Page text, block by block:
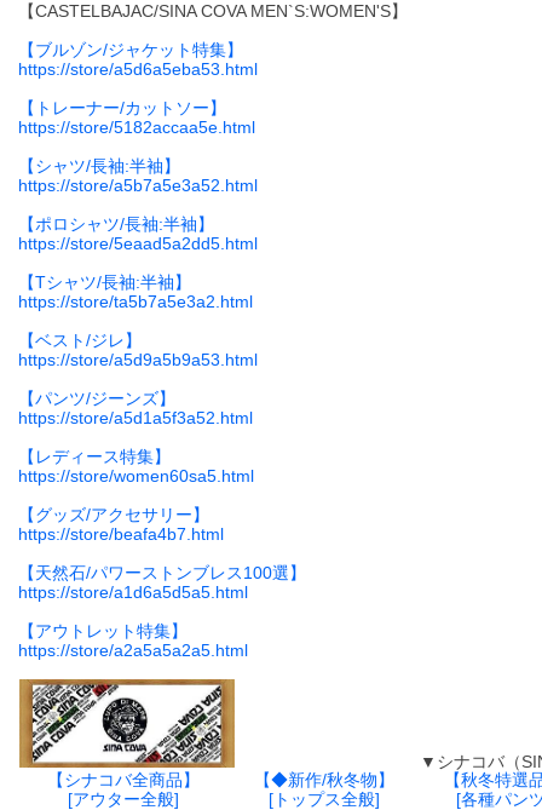
【CASTELBAJAC/SINA COVA MEN`S:WOMEN'S】
【ブルゾン/ジャケット特集】
https://store/a5d6a5eba53.html
【トレーナー/カットソー】
https://store/5182accaa5e.html
【シャツ/長袖:半袖】
https://store/a5b7a5e3a52.html
【ポロシャツ/長袖:半袖】
https://store/5eaad5a2dd5.html
【Tシャツ/長袖:半袖】
https://store/ta5b7a5e3a2.html
【ベスト/ジレ】
https://store/a5d9a5b9a53.html
【パンツ/ジーンズ】
https://store/a5d1a5f3a52.html
【レディース特集】
https://store/women60sa5.html
【グッズ/アクセサリー】
https://store/beafa4b7.html
【天然石/パワーストンブレス100選】
https://store/a1d6a5d5a5.html
【アウトレット特集】
https://store/a2a5a5a2a5.html
▼シナコバ（
【シナコバ全商品】
【◆新作/秋冬物】
【秋冬特選
[アウター全般]
[トップス全般] [各種パン